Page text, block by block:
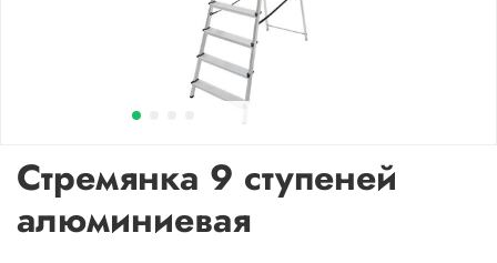
Стремянка 9 ступеней
алюминиевая